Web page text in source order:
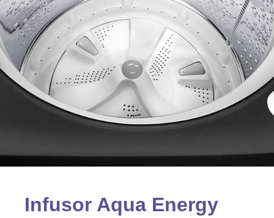
Infusor Aqua Energy